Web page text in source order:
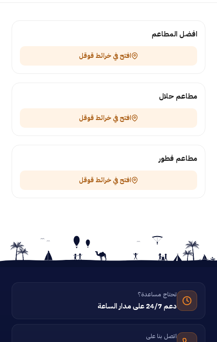
افضل المطاعم
افتح في خرائط قوقل
مطاعم حلال
افتح في خرائط قوقل
مطاعم فطور
افتح في خرائط قوقل
تحتاج مساعدة؟
دعم 24/7 على مدار الساعة
اتصل بنا على